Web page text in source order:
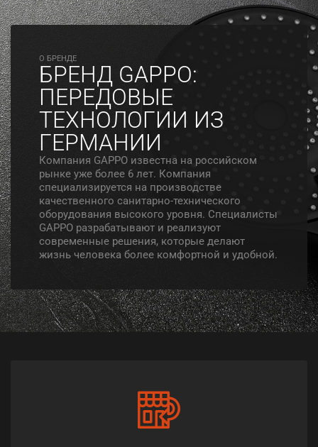
O БРЕНДЕ
БРЕНД GAPPO:
ПЕРЕДОВЫЕ
ТЕХНОЛОГИИ ИЗ
ГЕРМАНИИ
Компания GAPPO известна на российском
рынке уже более 6 лет. Компания
специализируется на производстве
качественного санитарно-технического
оборудования высокого уровня. Специалисты
GAPPO разрабатывают и реализуют
современные решения, которые делают
жизнь человека более комфортной и удобной.